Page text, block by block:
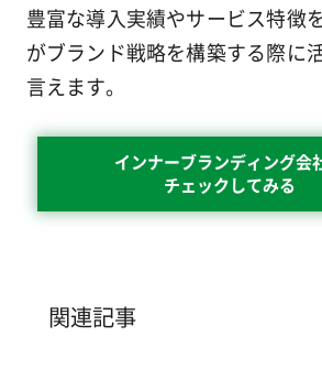
豊富な導入実績やサービス特徴
がブランド戦略を構築する際に
言えます。
インナーブランディング会
チェックしてみる
関連記事